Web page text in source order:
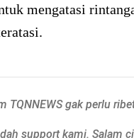
mengatasi
TQNNEWS gak perlu
support kami. Salam